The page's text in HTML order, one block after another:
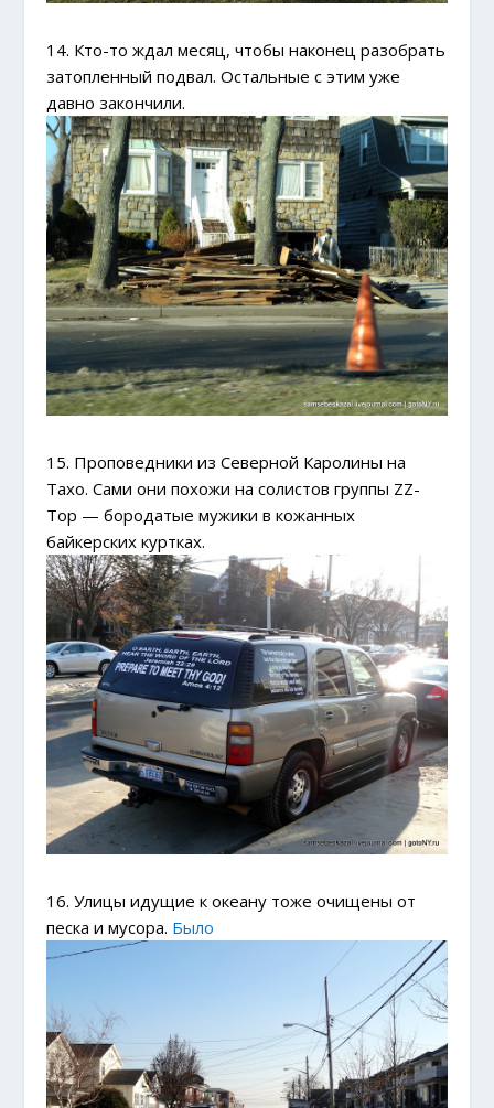
14. Кто-то ждал месяц, чтобы наконец разобрать
затопленный подвал. Остальные с этим уже
давно закончили.
15. Проповедники из Северной Каролины на
Тахо. Сами они похожи на солистов группы ZZ-
Top — бородатые мужики в кожанных
байкерских куртках.
16. Улицы идущие к океану тоже очищены от
песка и мусора. Было